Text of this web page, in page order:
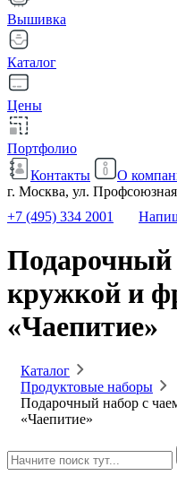
Вышивка
Каталог
Цены
Портфолио
Контакты
О
г. Москва, ул.
+7 (495) 334 2001
Подарочный
кружкой и
«Чаепитие»
Каталог
Продуктовые наборы
Подарочный набор с
«Чаепитие»